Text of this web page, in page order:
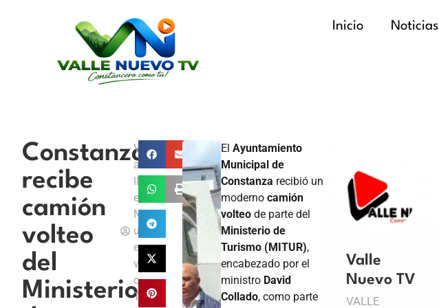
Inicio Noticias
Constanza
recibe
camión
volteo
del
Ministerio
V
a
e
N
u
e
v
o
T
ElAyuntamiento
Municipal de
Constanza recibió un
modernocamión
volteo de parte del
Ministerio de
Turismo (MITUR),
encabezado por el
ministro David
Collado, como parte
Valle
Nuevo TV
VALLE